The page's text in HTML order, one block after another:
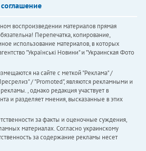
воспроизведении материалов прямая
Перепечатка, копирование,
использование материалов, в которых
"Українськi Новини" и "Украинская Фото
на сайте с меткой "Реклама" /
/ "Promoted", являются рекламными и
, однако редакция участвует в
и разделяет мнения, высказанные в этих
за факты и оценочные суждения,
материалах. Согласно украинскому
за содержание рекламы несет